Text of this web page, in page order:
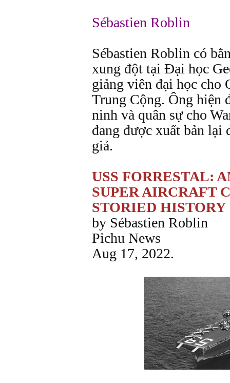
Sébastien Roblin
Sébastien Roblin có
xung đột tại Đại học
giảng viên đại học cho
Trung Cộng. Ông hiện
ninh và quân sự cho
đang được xuất bản lại
giả.
USS FORRESTAL:
SUPER AIRCRAFT
STORIED HISTORY
by Sébastien Roblin
Pichu News
Aug 17, 2022.